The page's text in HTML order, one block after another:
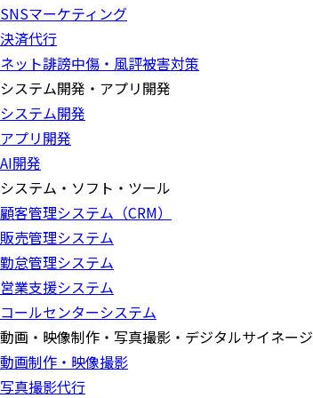
SNSマーケティング
決済代行
ネット誹謗中傷・風評被害対策
システム開発・アプリ開発
システム開発
アプリ開発
AI開発
システム・ソフト・ツール
顧客管理システム（CRM）
販売管理システム
勤怠管理システム
営業支援システム
コールセンターシステム
動画・映像制作・写真撮影・デジタルサイネージ
動画制作・映像撮影
写真撮影代行